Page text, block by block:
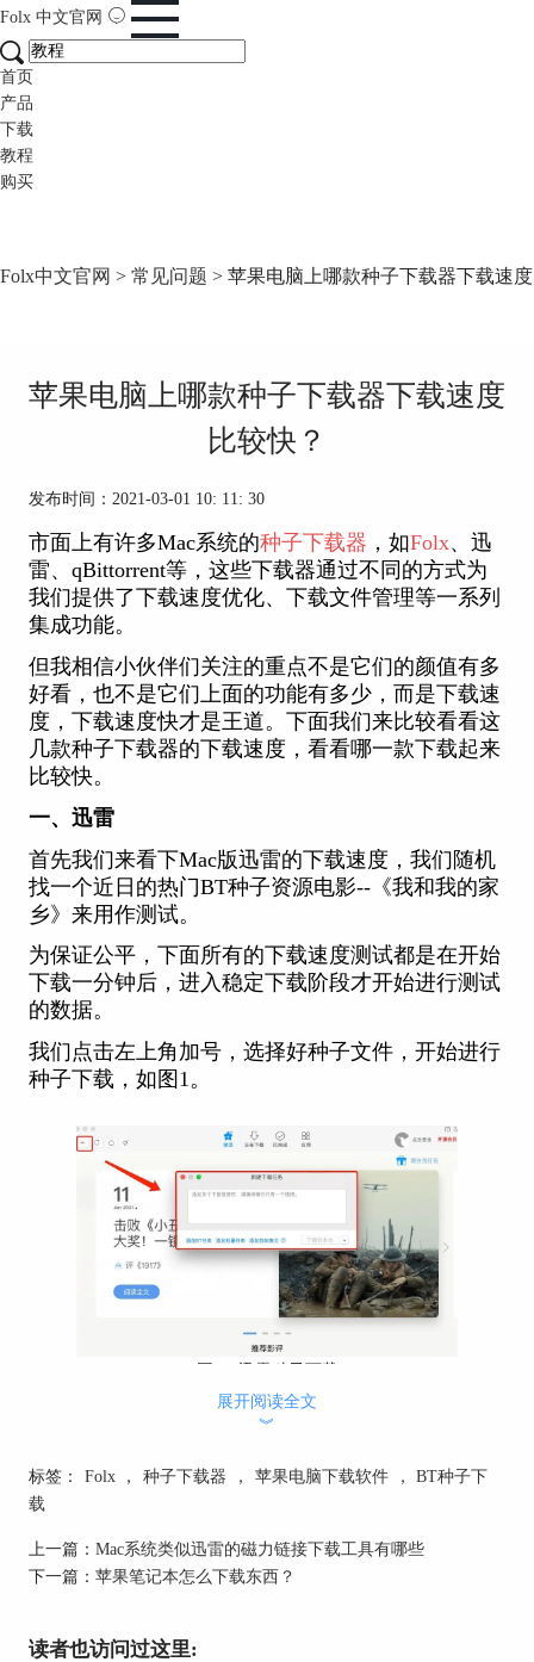
Folx 中文官网
首页
产品
下载
教程
购买
Folx中文官网 > 常见问题 > 苹果电脑上哪款种子下载器下载速
苹果电脑上哪款种子下载器下载速度
比较快？
发布时间：2021-03-01 10: 11: 30
市面上有许多Mac系统的种子下载器 ，如Folx、迅
雷、qBittorrent等，这些下载器通过不同的方式为
我们提供了下载速度优化、下载文件管理等一系列
集成功能。
但我相信小伙伴们关注的重点不是它们的颜值有多
好看，也不是它们上面的功能有多少，而是下载速
度，下载速度快才是王道。下面我们来比较看看这
几款种子下载器的下载速度，看看哪一款下载起来
比较快。
一、迅雷
首先我们来看下Mac版迅雷的下载速度，我们随机
找一个近日的热门BT种子资源电影--《我和我的家
乡》来用作测试。
为保证公平，下面所有的下载速度测试都是在开始
下载一分钟后，进入稳定下载阶段才开始进行测试
的数据。
我们点击左上角加号，选择好种子文件，开始进行
种子下载，如图1。
图1：迅雷种子下载
速度约为194KB每秒。
展开阅读全文
︾
标签： Folx ， 种子下载器 ， 苹果电脑下载软件 ，
BT种子下
载
上一篇： Mac系统类似迅雷的磁力链接下载工具有哪些
下一篇： 苹果笔记本怎么下载东西？
读者也访问过这里: